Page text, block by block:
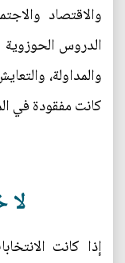
والاقتصاد
الدروس الحوزوية
والمداولة،
كانت مفقودة في
إذا كانت